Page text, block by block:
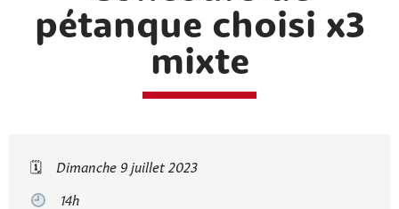
pétanque choisi x3
mixte
🗓
Dimanche 9 juillet 2023
14h